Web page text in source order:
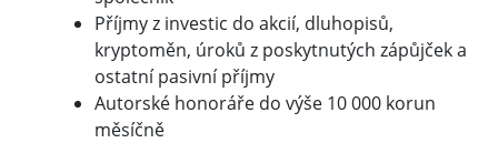
Příjmy z investic do akcií, dluhopisů,
kryptoměn, úroků z poskytnutých zápůjček a
ostatní pasivní příjmy
Autorské honoráře do výše 10 000 korun
měsíčně